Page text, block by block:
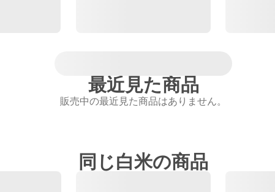
最近見た商品
販売中の最近見た商品はありません。
同じ白米の商品